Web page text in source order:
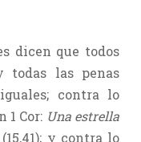
dicen que todos
todas las penas
contra lo
1 Cor: Una estrella
(15,41); y contra lo